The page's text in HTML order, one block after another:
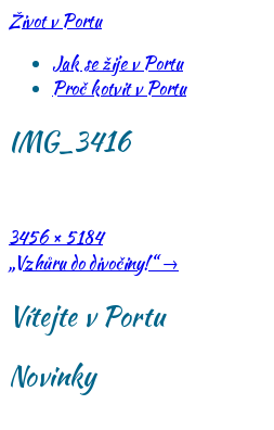
Skip
content
Život v Portu
Jak se žije v Portu
Proč kotvit v Portu
IMG_3416
Full
size
3456 × 5184
Post
„Vzhůru do divočiny!“→
Vítejte v Portu
Novinky